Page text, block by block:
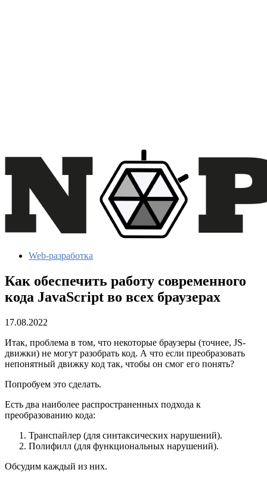
Web-разработка
Как обеспечить работу современного
кода JavaScript во всех браузерах
17.08.2022
Итак, проблема в том, что некоторые браузеры (точнее, JS-
движки) не могут разобрать код. А что если преобразовать
непонятный движку код так, чтобы он смог его понять?
Попробуем это сделать.
Есть два наиболее распространенных подхода к
преобразованию кода:
Транспайлер (для синтаксических нарушений).
Полифилл (для функциональных нарушений).
Обсудим каждый из них.